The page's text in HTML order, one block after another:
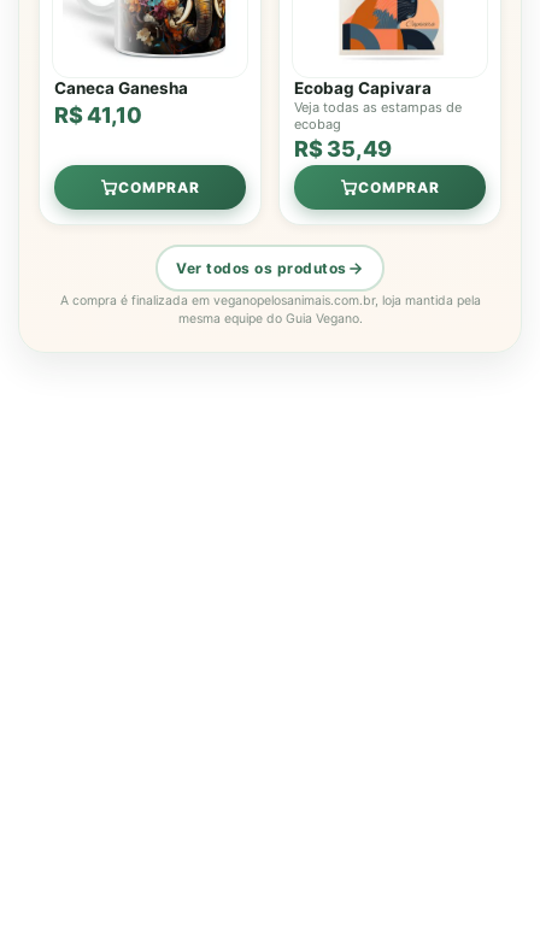
Caneca Ganesha
R$ 41,10
COMPRAR
Ecobag Capivara
Veja todas as estampas de
ecobag
R$ 35,49
COMPRAR
Ver todos os produtos
A compra é finalizada em veganopelosanimais.com.br, loja mantida pela
mesma equipe do Guia Vegano.